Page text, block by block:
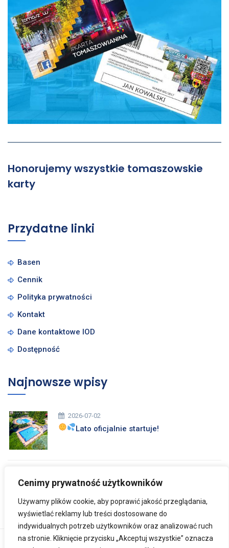
Cenimy prywatność użytkowników
Używamy plików cookie, aby poprawić jakość przeglądania,
wyświetlać reklamy lub treści dostosowane do
indywidualnych potrzeb użytkowników oraz analizować ruch
na stronie. Kliknięcie przycisku „Akceptuj wszystkie” oznacza
Honorujemy wszystkie tomaszowskie
karty
Przydatne linki
Basen
Cennik
Polityka prywatności
Kontakt
Dane kontaktowe IOD
Dostępność
Najnowsze wpisy
2026-07-02
Lato oficjalnie startuje!
Zdrowych i Wesołych Świąt Wielkanocnych